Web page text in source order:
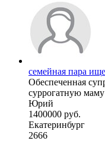
семейная пара
Обеспеченная
суррогатную
Юрий
1400000 руб.
Екатеринбург
2666